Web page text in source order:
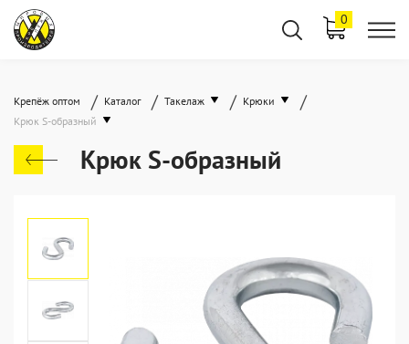
0
Крепёж оптом / Каталог / Такелаж / Крюки /
Крюк S-образный
Крюк S-образный